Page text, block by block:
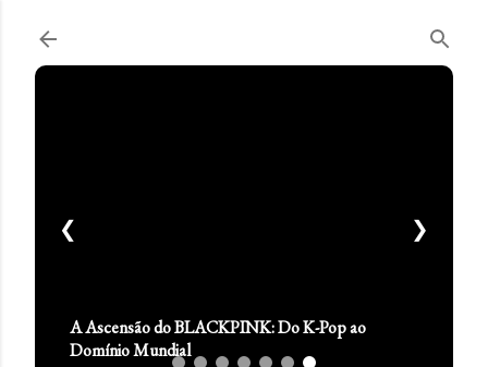
A Ascensão do BLACKPINK: Do K-Pop ao
Domínio Mundial
❮ ❯